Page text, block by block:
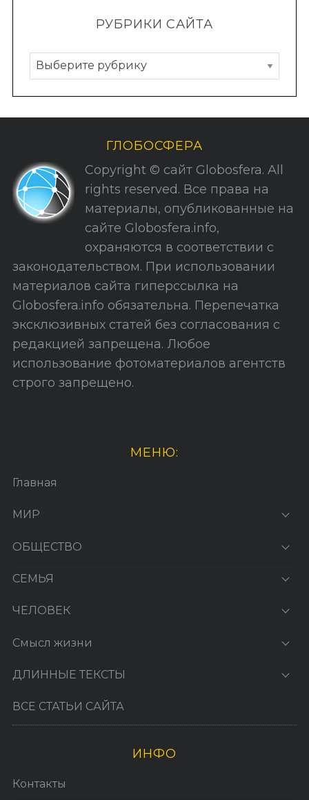
РУБРИКИ САЙТА
Р
у
б
р
и
С
а
а
ГЛОБОСФЕРА
Copyright © сайт Globosfera. All
rights reserved. Все права на
материалы, опубликованные на
сайте Globosfera.info,
охраняются в соответствии с
законодательством. При использовании
материалов сайта гиперссылка на
Globosfera.info обязательна. Перепечатка
эксклюзивных статей без согласования с
редакцией запрещена. Любое
использование фотоматериалов агентств
строго запрещено.
МЕНЮ:
Главная
МИР
ОБЩЕСТВО
СЕМЬЯ
ЧЕЛОВЕК
Смысл жизни
ДЛИННЫЕ ТЕКСТЫ
ВСЕ СТАТЬИ САЙТА
ИНФО
Контакты